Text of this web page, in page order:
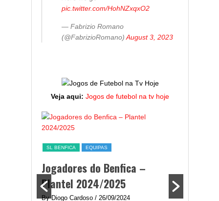
pic.twitter.com/HohNZxqxO2
— Fabrizio Romano
(@FabrizioRomano) August 3, 2023
Veja aqui: Jogos de futebol na tv hoje
SL BENFICA EQUIPAS
Jogadores do Benfica –
Plantel 2024/2025
By Diogo Cardoso / 26/09/2024